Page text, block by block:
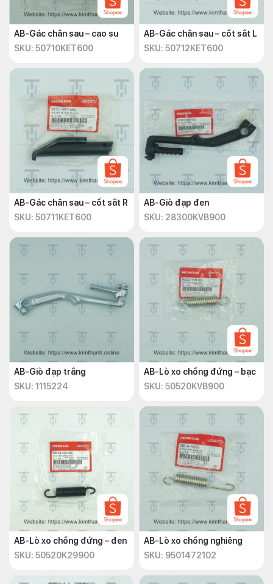
AB-Gác chân sau – cao su
SKU: 50710KET600
AB-Gác chân sau – cốt sắt L
SKU: 50712KET600
AB-Gác chân sau – cốt sắt R
SKU: 50711KET600
AB-Giò đạp đen
SKU: 28300KVB900
AB-Giò đạp trắng
SKU: 1115224
AB-Lò xo chống đứng – bạc
SKU: 50520KVB900
AB-Lò xo chống đứng – đen
SKU: 50520K29900
AB-Lò xo chống nghiêng
SKU: 9501472102